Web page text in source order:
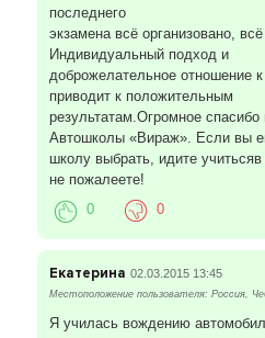
последнего
экзамена всё организовано,
Индивидуальный подход и
доброжелательное отношение
приводит к положительным
результатам.Огромное спасибо
Автошколы «Вираж». Если вы
школу выбрать, идите
не пожалеете!
0 0
Екатерина 02.03.2015 13:45
Местоположение пользователя: Россия,
Я училась вождению